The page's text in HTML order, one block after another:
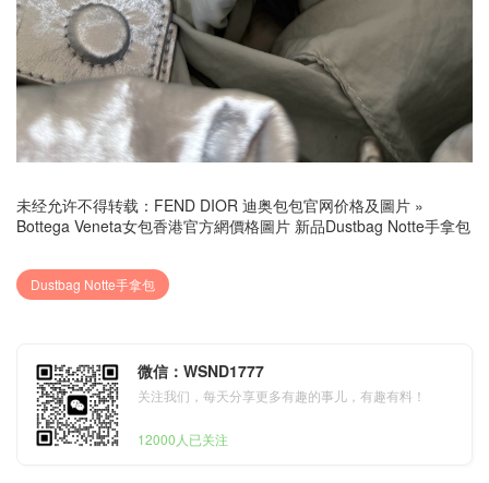
未经允许不得转载： FEND DIOR 迪奥包包官网价格及圖片 »
Bottega Veneta女包香港官方網價格圖片 新品Dustbag Notte手拿包
Dustbag Notte手拿包
微信：WSND1777
关注我们，每天分享更多有趣的事儿，有趣有料！
12000人已关注